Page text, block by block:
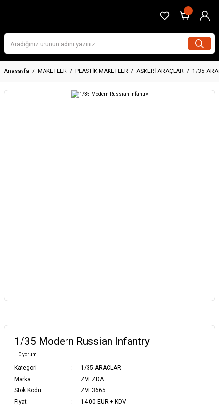
Anasayfa MAKETLER PLASTİK MAKETLER ASKERİ ARAÇLAR 1/35
1/35 Modern Russian Infantry
0 yorum
Kategori
1/35 ARAÇLAR
Marka
ZVEZDA
Stok Kodu
ZVE3665
Fiyat
14,00 EUR + KDV